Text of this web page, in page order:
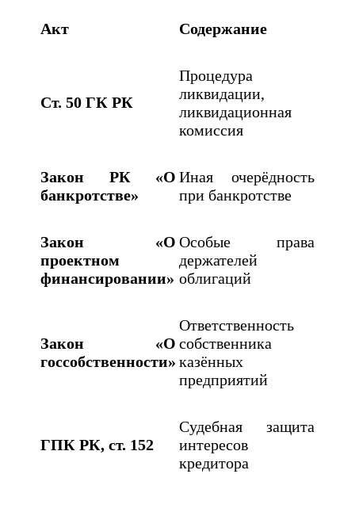
Акт Содержание
Ст. 50 ГК РК
Процедура
ликвидации,
ликвидационная
комиссия
Закон РК «О
банкротстве»
Иная очерёдность
при банкротстве
Закон «О
проектном
финансировании»
Особые права
держателей
облигаций
Закон «О
госсобственности»
Ответственность
собственника
казённых
предприятий
ГПК РК, ст. 152
Судебная защита
интересов
кредитора